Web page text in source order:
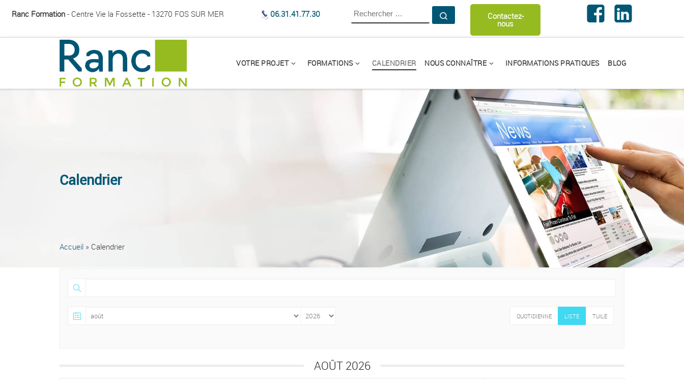
Passer au contenu
Ranc Formation - Centre Vie la Fossette - 13270 FOS SUR MER 06.31.41.77.30 RECHERCHER Rechercher …Contactez-
nous
VOTRE PROJET FORMATIONS CALENDRIER NOUS CONNAÎTRE INFORMATIONS PRATIQUES BLOG
Calendrier
Accueil » Calendrier
QUOTIDIENNE LISTE TUILE
AOÛT 2026